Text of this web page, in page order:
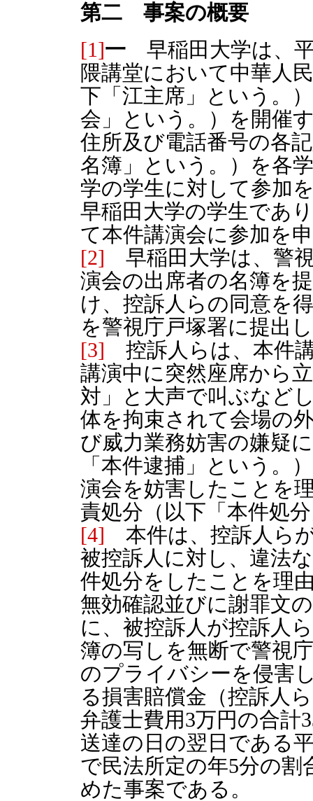
第二 事案の概要
[1]一 早稲田大学は、
隈講堂において中華人
下「江主席」という。
会」という。）を開催
住所及び電話番号の各
名簿」という。）を各
学の学生に対して参加
早稲田大学の学生であ
て本件講演会に参加を
[2] 早稲田大学は、警
演会の出席者の名簿を
け、控訴人らの同意を
を警視庁戸塚署に提出
[3] 控訴人らは、本件
講演中に突然座席から
対」と大声で叫ぶなど
体を拘束されて会場の
び威力業務妨害の嫌疑
「本件逮捕」という。
演会を妨害したことを
責処分（以下「本件処
[4] 本件は、控訴人ら
被控訴人に対し、違法
件処分をしたことを理
無効確認並びに謝罪文
に、被控訴人が控訴人
簿の写しを無断で警視
のプライバシーを侵害
る損害賠償金（控訴人
弁護士費用3万円の合計
送達の日の翌日である
で民法所定の年5分の
めた事案である。